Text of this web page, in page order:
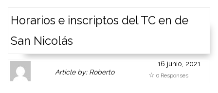
Horarios e inscriptos del TC en de
San Nicolás
Author
Gravatar
Article by: Roberto
16 junio, 2021
0 Responses